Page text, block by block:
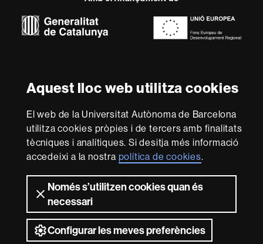
Aquest lloc web utilitza cookies
El web de la Universitat Autònoma de Barcelona
utilitza cookies pròpies i de tercers amb finalitats
tècniques i analítiques. Si desitja més informació
accedeixi a la nostra política de cookies.
Només s’utilitzen cookies quan és
necessari
Configurar les meves preferències
web
web
Som una universitat capdavantera que imparteix una
docència de qualitat i excel·lència, diversificada,
multidisciplinària i flexible, ajustada a les necessitats de
la societat i adaptada als nous models de l'Europa del
per la qualitat i el caràcter innovador de la seva recerca.
2026 Universitat Autònoma de Barcelona